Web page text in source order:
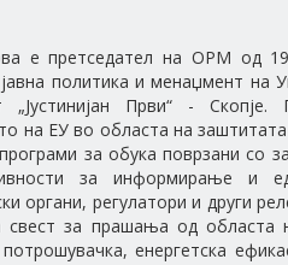
е претседател на OPM од
политика и менаџмент
Први“ -
на ЕУ во областа на
за обука поврзани со
за информирање и
органи, регулатори и други
свест за прашања од областа
енергетска